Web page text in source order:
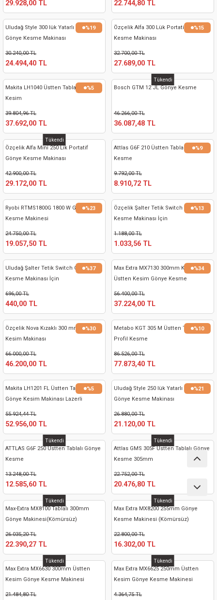
Mak.
Mak.
29.928,00 TL 22.744,80 TL
%19
Uludağ Style 300 lük Yatarlı Portatif
Gönye Kesme Makinası
30.240,00 TL
24.494,40 TL
%15
Özçelik Alfa 300 Lük Portatif Gönye
Kesme Makinası
32.700,00 TL
27.689,00 TL
%5
Makita LH1040 Üstten Tablalı Gönye
Kesim
39.804,96 TL
37.692,00 TL
Tükendi
Bosch GTM 12 JL Gönye Kesme
46.266,00 TL
36.087,48 TL
Tükendi
Özçelik Alfa Mini 250 Lik Portatif
Gönye Kesme Makinası
42.900,00 TL
29.172,00 TL
%9
Attlas G6F 210 Üstten Tablalı Gönye
Kesme
9.792,00 TL
8.910,72 TL
%23
Ryobi RTMS1800G 1800 W Gönye
Kesme Makinesi
24.750,00 TL
19.057,50 TL
%13
Özçelik Şalter Tetik Switch Gönye
Kesme Makinası İçin
1.188,00 TL
1.033,56 TL
%37
Uludağ Şalter Tetik Switch Gönye
Kesme Makinası İçin
696,00 TL
440,00 TL
%34
Max Extra MX7130 300mm Kızaklı
Üstten Kesim Gönye Kesme
56.400,00 TL
37.224,00 TL
%30
Özçelik Nova Kızaklı 300 mm Gönye
Kesim Makinası
66.000,00 TL
46.200,00 TL
%10
Metabo KGT 305 M Üstten Tablalı
Profil Kesme
86.526,00 TL
77.873,40 TL
%5
Makita LH1201 FL Üstten Tablalı
Gönye Kesim Makinası Lazerli
55.924,44 TL
52.956,00 TL
%21
Uludağ Style 250 lük Yatarlı Portatif
Gönye Kesme Makinası
26.880,00 TL
21.120,00 TL
Tükendi
ATTLAS G6F 250 Üstten Tablalı Gönye
Kesme
13.248,00 TL
12.585,60 TL
Tükendi
Attlas GMS 305F Üstten Tablalı Gönye
Kesme 305mm
22.752,00 TL
20.476,80 TL
Tükendi
Max-Extra MX8100 Tablalı 300mm
Gönye Makinesi(Kömürsüz)
26.035,20 TL
22.390,27 TL
Tükendi
Max Extra MX8200 255mm Gönye
Kesme Makinesi (Kömürsüz)
22.800,00 TL
16.302,00 TL
Tükendi
Max Extra MX6630 300mm Üstten
Kesim Gönye Kesme Makinesi
21.484,80 TL
Tükendi
Max Extra MX6625 250mm Üstten
Kesim Gönye Kesme Makinesi
4.364,75 TL